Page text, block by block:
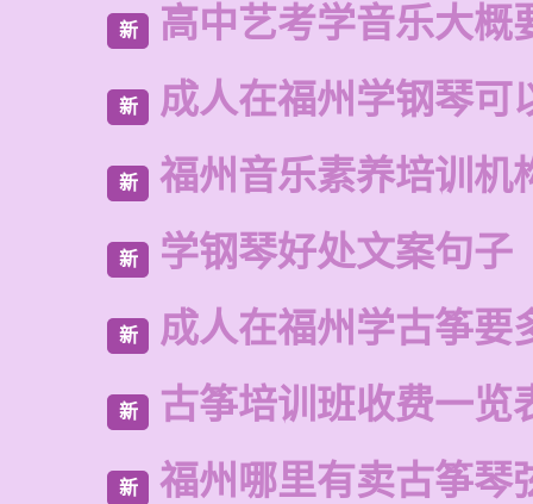
新 高中艺考学音乐大概
新 成人在福州学钢琴可
新 福州音乐素养培训机
新 学钢琴好处文案句子
新 成人在福州学古筝要
新 古筝培训班收费一览
新 福州哪里有卖古筝琴